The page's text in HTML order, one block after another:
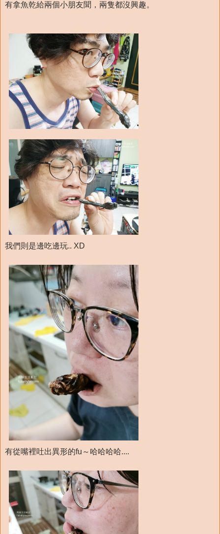
有拿魚乾給兩個小朋友聞，兩隻都沒興趣。
我們則是邊吃邊玩.. XD
有從嘴裡吐出異形的fu～哈哈哈哈....